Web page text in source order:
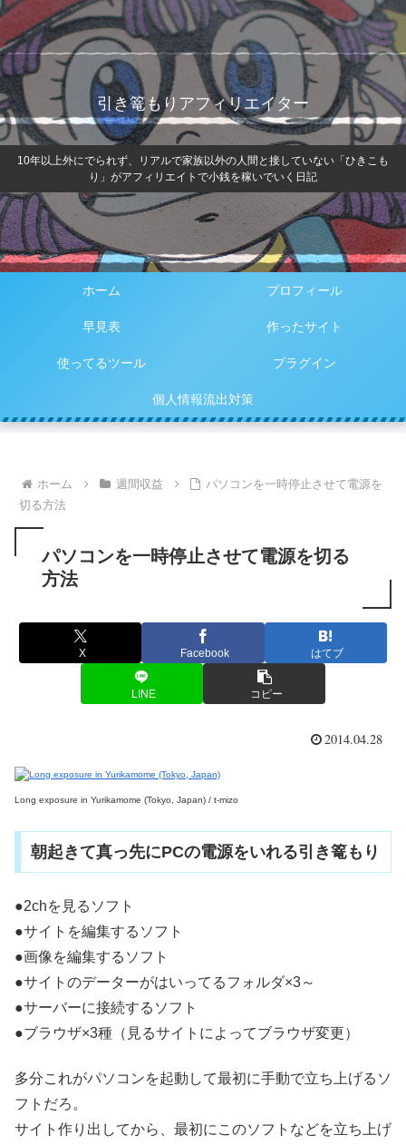
引き篭もりアフィリエイター
10年以上外にでられず、リアルで家族以外の人間と接していない「ひきこも
り」がアフィリエイトで小銭を稼いでいく日記
ホーム プロフィール
早見表 作ったサイト
使ってるツール プラグイン
個人情報流出対策
ホーム 週間収益
パソコンを一時停止させて電源を
切る方法
パソコンを一時停止させて電源を切る
方法
X Facebook はてブ
LINE コピー
2014.04.28
Long exposure in Yurikamome (Tokyo, Japan) / t-mizo
朝起きて真っ先にPCの電源をいれる引き篭もり
●2chを見るソフト
●サイトを編集するソフト
●画像を編集するソフト
●サイトのデーターがはいってるフォルダ×3～
●サーバーに接続するソフト
●ブラウザ×3種（見るサイトによってブラウザ変更）
多分これがパソコンを起動して最初に手動で立ち上げるソ
フトだろ。
サイト作り出してから、最初にこのソフトなどを立ち上げ